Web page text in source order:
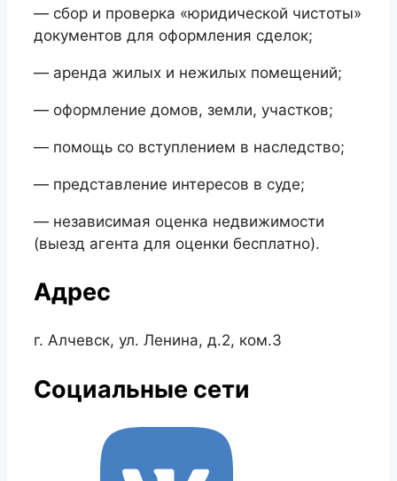
— сбор и проверка «юридической чистоты»
документов для оформления сделок;
— аренда жилых и нежилых помещений;
— оформление домов, земли, участков;
— помощь со вступлением в наследство;
— представление интересов в суде;
— независимая оценка недвижимости
(выезд агента для оценки бесплатно).
Адрес
г. Алчевск, ул. Ленина, д.2, ком.3
Социальные сети